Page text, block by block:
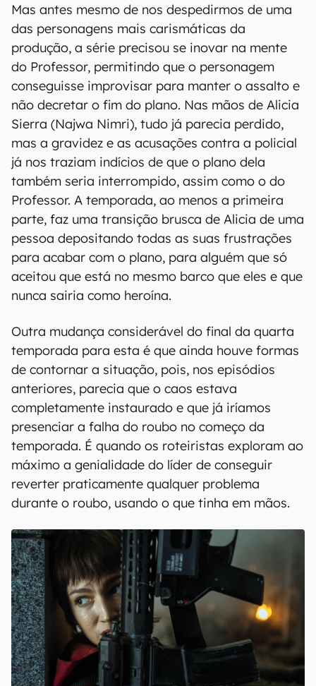
Mas antes mesmo de nos despedirmos de uma
das personagens mais carismáticas da
produção, a série precisou se inovar na mente
do Professor, permitindo que o personagem
conseguisse improvisar para manter o assalto e
não decretar o fim do plano. Nas mãos de Alicia
Sierra (Najwa Nimri), tudo já parecia perdido,
mas a gravidez e as acusações contra a policial
já nos traziam indícios de que o plano dela
também seria interrompido, assim como o do
Professor. A temporada, ao menos a primeira
parte, faz uma transição brusca de Alicia de uma
pessoa depositando todas as suas frustrações
para acabar com o plano, para alguém que só
aceitou que está no mesmo barco que eles e que
nunca sairia como heroína.
Outra mudança considerável do final da quarta
temporada para esta é que ainda houve formas
de contornar a situação, pois, nos episódios
anteriores, parecia que o caos estava
completamente instaurado e que já iríamos
presenciar a falha do roubo no começo da
temporada. É quando os roteiristas exploram ao
máximo a genialidade do líder de conseguir
reverter praticamente qualquer problema
durante o roubo, usando o que tinha em mãos.